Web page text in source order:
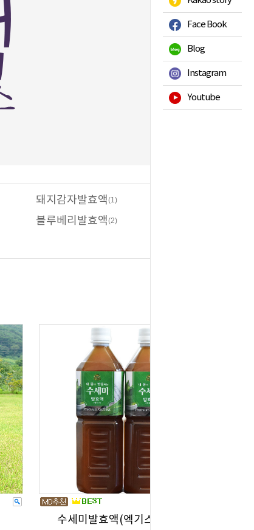
Face Book
Blog
Instagram
Youtube
돼지감자발효액(1)
블루베리발효액(2)
수세미발효액(엑기스)1L*2병